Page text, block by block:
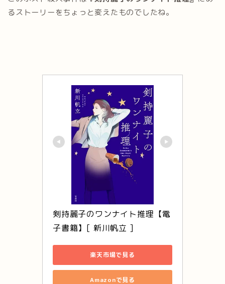
るストーリーをちょっと変えたものでしたね。
剣持麗子のワンナイト推理【電
子書籍】[ 新川帆立 ]
楽天市場で見る
Amazonで見る